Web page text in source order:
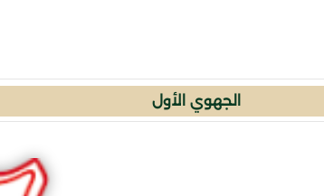
الجهوي الأول